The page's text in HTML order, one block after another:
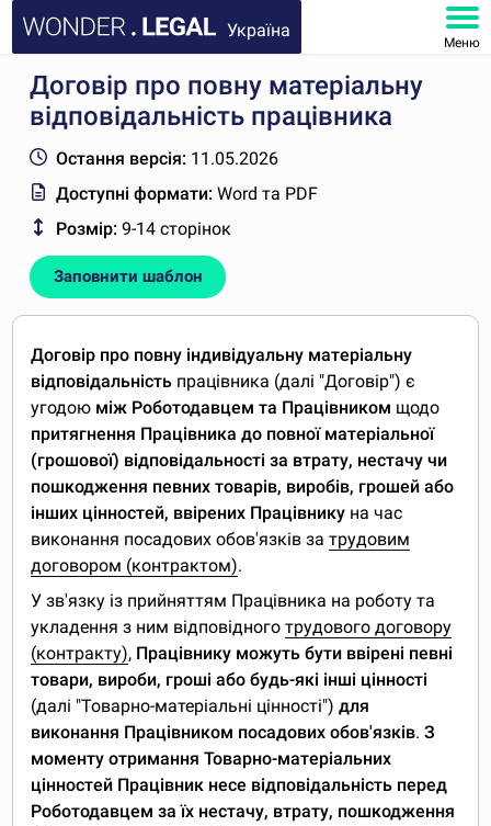
Україна
Меню
ГОЛОВНА
ПОШИРЕНІ ЗАПИТАННЯ
МІЙ КАБІНЕТ
Договір про повну матеріальну
відповідальність працівника
Остання версія: 11.05.2026
Доступні формати:Word та PDF
Розмір: 9-14 сторінок
Заповнити шаблон
Договір про повну індивідуальну матеріальну
відповідальність працівника (далі "Договір") є
угодою між Роботодавцем та Працівником щодо
притягнення Працівника до повної матеріальної
(грошової) відповідальності за втрату, нестачу чи
пошкодження певних товарів, виробів, грошей або
інших цінностей, ввірених Працівнику на час
виконання посадових обов'язків затрудовим
договором (контрактом).
У зв'язку із прийняттям Працівника на роботу та
укладення з ним відповідноготрудового договору
(контракту), Працівнику можуть бути ввірені певні
товари, вироби, гроші або будь-які інші цінності
(далі "Товарно-матеріальні цінності")для
виконання Працівником посадових обов'язків.З
моменту отримання Товарно-матеріальних
цінностей Працівник несе відповідальність перед
Роботодавцем за їх нестачу, втрату, пошкодження